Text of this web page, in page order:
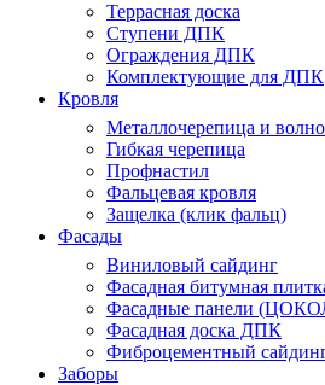
Террасная доска
Ступени ДПК
Ограждения ДПК
Комплектующие для ДПК
Кровля
Металлочерепица и
Гибкая черепица
Профнастил
Фальцевая кровля
Защелка (клик фальц)
Фасады
Виниловый сайдинг
Фасадная битумная
Фасадные панели
Фасадная доска ДПК
Фиброцементный
Заборы